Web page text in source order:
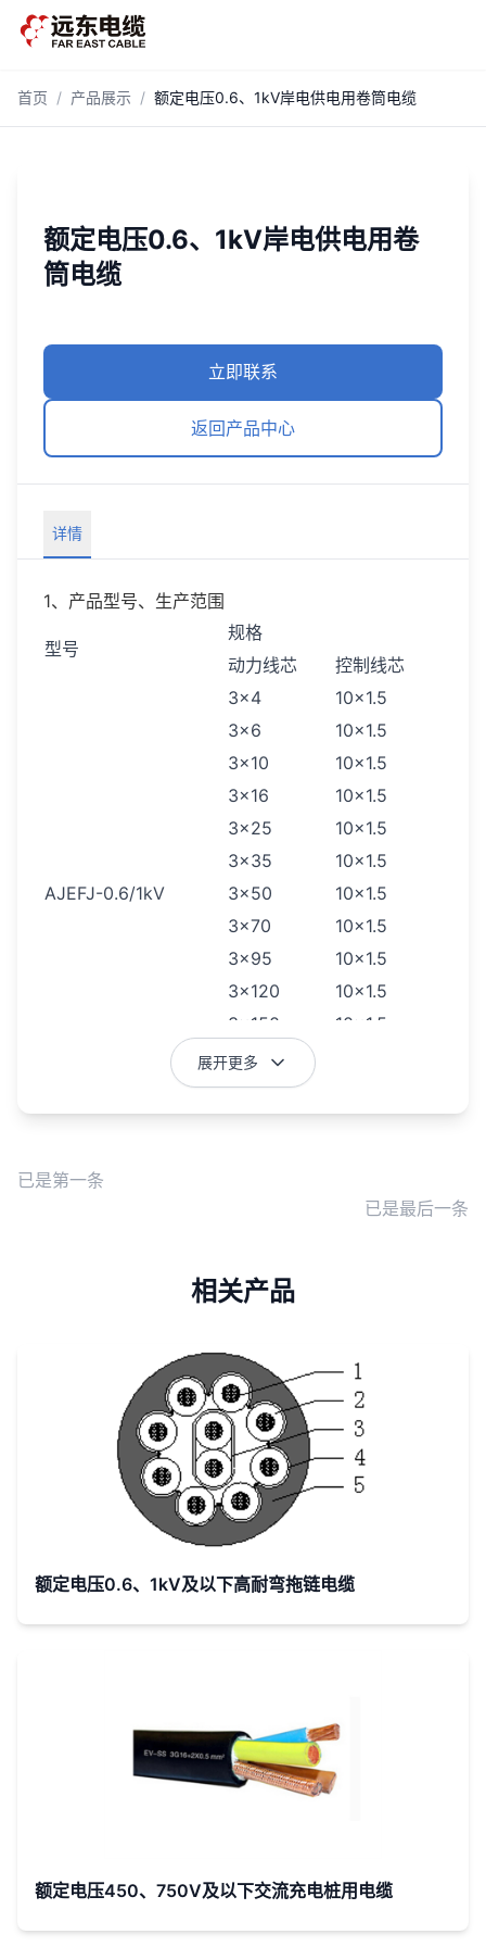
跳到主内容
首页 / 产品展示 / 额定电压0.6、1kV岸电供电用卷筒电缆
额定电压0.6、1kV岸电供电用卷
筒电缆
立即联系
返回产品中心
详情
1、产品型号、生产范围
型号
规格
动力线芯
控制线芯
AJEFJ-0.6/1kV
3×4
10×1.5
3×6
10×1.5
3×10
10×1.5
3×16
10×1.5
3×25
10×1.5
3×35
10×1.5
3×50
10×1.5
3×70
10×1.5
3×95
10×1.5
3×120
10×1.5
3×150
10×1.5
3×185
3×240
注：控制线芯的标称截面积及芯数可以根据客户的
2、产品用途
本产品主要是用于港口停靠的船舶提供基础供电。
（1）优异的电气性能。
（2）优异的抗弯曲、移动、卷绕等性能。
产品能够在经常弯曲、移动、卷绕的场合使用，电缆
的具有优异的抗弯曲及耐刮磨性能。
展开更多
已是第一条
已是最后一条
相关产品
额定电压0.6、1kV及以下高耐弯拖链电缆
额定电压450、750V及以下交流充电桩用电缆